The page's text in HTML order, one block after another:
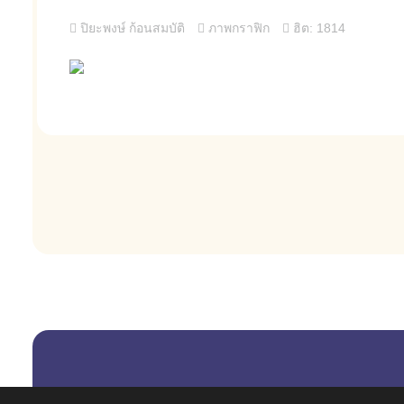
ปิยะพงษ์ ก้อนสมบัติ ภาพกราฟิก ฮิต: 1814